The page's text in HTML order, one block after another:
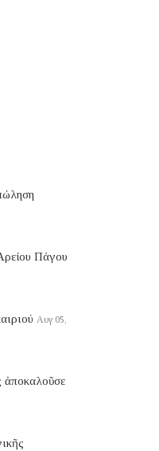
Πάγου
Αυγ 05,
ἀποκαλοῦσε